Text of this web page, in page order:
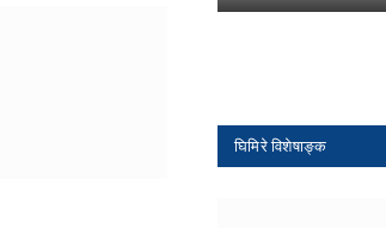
घिमिरे विशेषाङ्क